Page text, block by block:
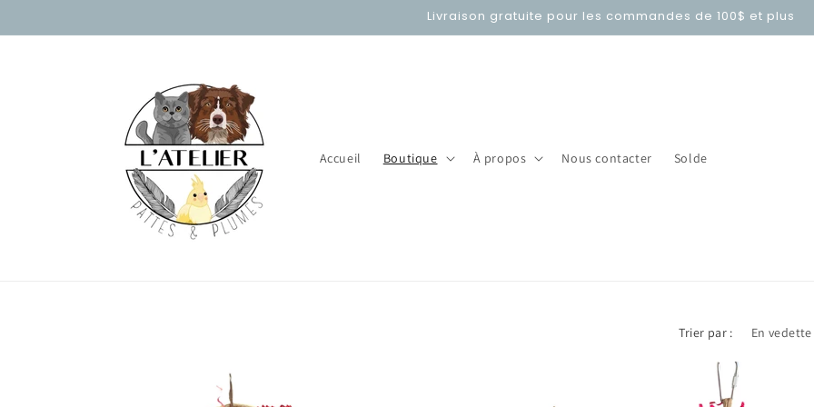
au
Livraison gratuite pour les commandes de 100$ et plus
Accueil Boutique À propos Nous contacter Solde
Trier par :